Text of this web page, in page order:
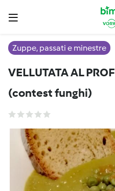
Zuppe, passati e minestre
VELLUTATA AL
(contest funghi)